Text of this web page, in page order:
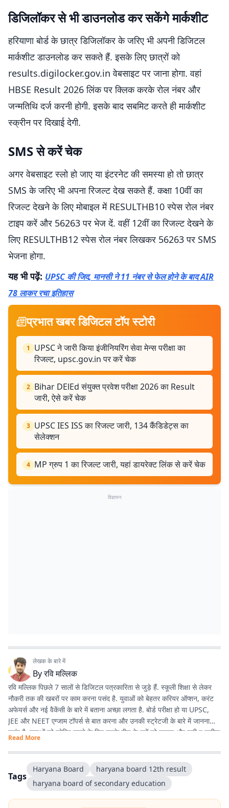
डिजिलॉकर से भी डाउनलोड कर सकेंगे मार्कशीट
हरियाणा बोर्ड के छात्र डिजिलॉकर के जरिए भी अपनी डिजिटल
मार्कशीट डाउनलोड कर सकते हैं. इसके लिए छात्रों को
results.digilocker.gov.in वेबसाइट पर जाना होगा. वहां
HBSE Result 2026 लिंक पर क्लिक करके रोल नंबर और
जन्मतिथि दर्ज करनी होगी. इसके बाद सबमिट करते ही मार्कशीट
स्क्रीन पर दिखाई देगी.
SMS से करें चेक
अगर वेबसाइट स्लो हो जाए या इंटरनेट की समस्या हो तो छात्र
SMS के जरिए भी अपना रिजल्ट देख सकते हैं. कक्षा 10वीं का
रिजल्ट देखने के लिए मोबाइल में RESULTHB10 स्पेस रोल नंबर
टाइप करें और 56263 पर भेज दें. वहीं 12वीं का रिजल्ट देखने के
लिए RESULTHB12 स्पेस रोल नंबर लिखकर 56263 पर SMS
भेजना होगा.
यह भी पढ़ें: UPSC की जिद, मानसी ने 11 नंबर से फेल होने के बाद AIR
78 लाकर रचा इतिहास
प्रभात खबर डिजिटल टॉप स्टोरी
1
UPSC ने जारी किया इंजीनियरिंग सेवा मेन्स परीक्षा का
रिजल्ट, upsc.gov.in पर करें चेक
2 Bihar DElEd संयुक्त प्रवेश परीक्षा 2026 का Result
जारी, ऐसे करें चेक
3 UPSC IES ISS का रिजल्ट जारी, 134 कैंडिडेट्स का
सेलेक्शन
4 MP ग्रुप 1 का रिजल्ट जारी, यहां डायरेक्ट लिंक से करें चेक
विज्ञापन
लेखक के बारे में
Byरवि मल्लिक
रवि मल्लिक पिछले 7 सालों से डिजिटल पत्रकारिता से जुड़े हैं. स्कूली शिक्षा से लेकर
नौकरी तक की खबरों पर काम करना पसंद है. युवाओं को बेहतर करियर ऑप्शन, करंट
अफेयर्स और नई वैकेंसी के बारे में बताना अच्छा लगता है. बोर्ड परीक्षा हो या UPSC,
JEE और NEET एग्जाम टॉपर्स से बात करना और उनकी स्ट्रेटजी के बारे में जानना
पसंद है. युवाओं को प्रेरित करने के लिए उनके बीच के मुद्दों को उठाना और सही व सटीक
जानकारी देना ही उनकी प्राथमिकता है.
Read More
Tags
Haryana Board
haryana board 12th result
haryana board of secondary education